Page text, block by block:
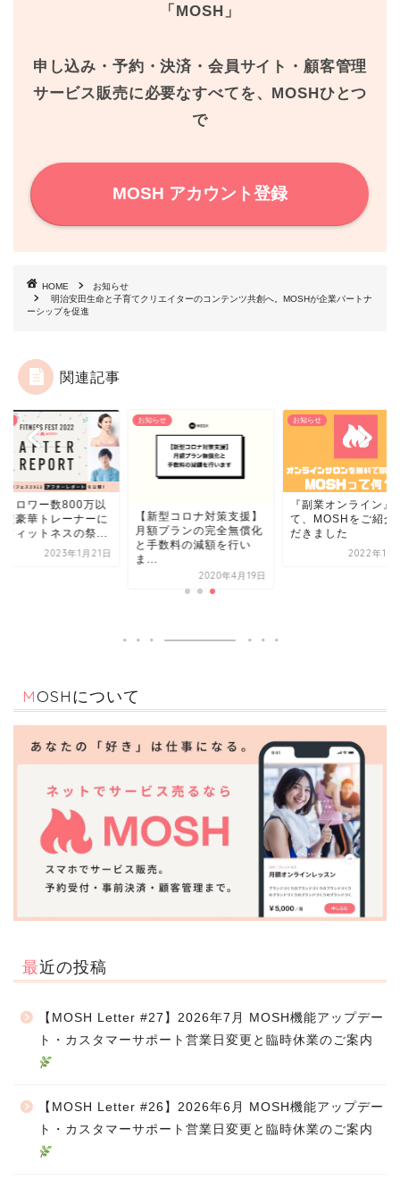
k s
「MOSH」
申し込み・予約・決済・会員サイト・顧客管理
サービス販売に必要なすべてを、MOSHひとつ
で
MOSH アカウント登録
HOME
お知らせ
明治安田生命と子育てクリエイターのコンテンツ共創へ。MOSHが企業パートナ
ーシップを促進
関連記事
ォロワー数800万以
超豪華トレーナーに
フィットネスの祭...
2023年1月21日
お知らせ
【新型コロナ対策支援】
月額プランの完全無償化
と手数料の減額を行い
ま...
2020年4月19日
お知らせ
『副業オンライン』
て、MOSHをご紹介
だきました
2022年10
MOSHについて
最近の投稿
【MOSH Letter #27】2026年7月 MOSH機能アップデー
ト・カスタマーサポート営業日変更と臨時休業のご案内
【MOSH Letter #26】2026年6月 MOSH機能アップデー
ト・カスタマーサポート営業日変更と臨時休業のご案内